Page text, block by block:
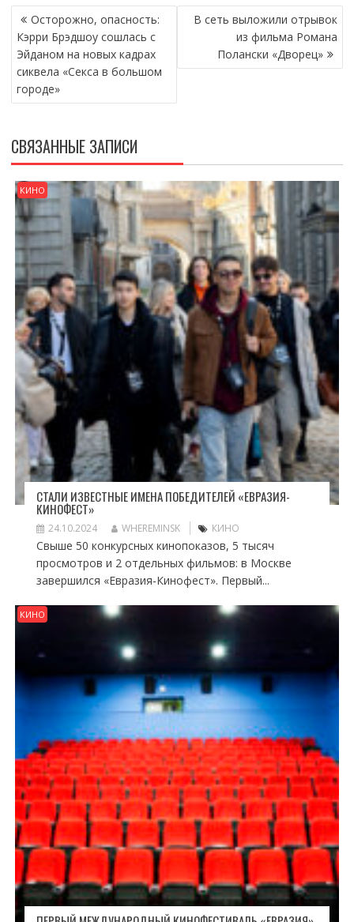
НАВИГАЦИЯ
ПО
ЗАПИСЯМ
Осторожно, опасность:
Кэрри Брэдшоу сошлась с
Эйданом на новых кадрах
сиквела «Секса в большом
городе»
В сеть выложили отрывок
из фильма Романа
Полански «Дворец»
СВЯЗАННЫЕ ЗАПИСИ
КИНО
СТАЛИ ИЗВЕСТНЫЕ ИМЕНА ПОБЕДИТЕЛЕЙ «ЕВРАЗИЯ-
КИНОФЕСТ»
24.10.2024 WHEREMINSK КИНО
Свыше 50 конкурсных кинопоказов, 5 тысяч
просмотров и 2 отдельных фильмов: в Москве
завершился «Евразия-Кинофест». Первый...
КИНО